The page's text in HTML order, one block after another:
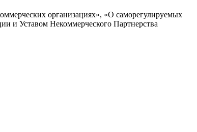
организациях», «О саморегулируемых
и Уставом Некоммерческого Партнерства